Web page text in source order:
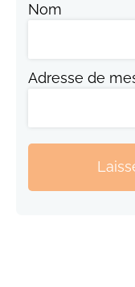
Nom
Adresse de